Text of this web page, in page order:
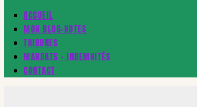
ACCUEIL
MON BLOG-NOTES
TRIBUNES
MANDATS – INDEMNITÉS
CONTACT